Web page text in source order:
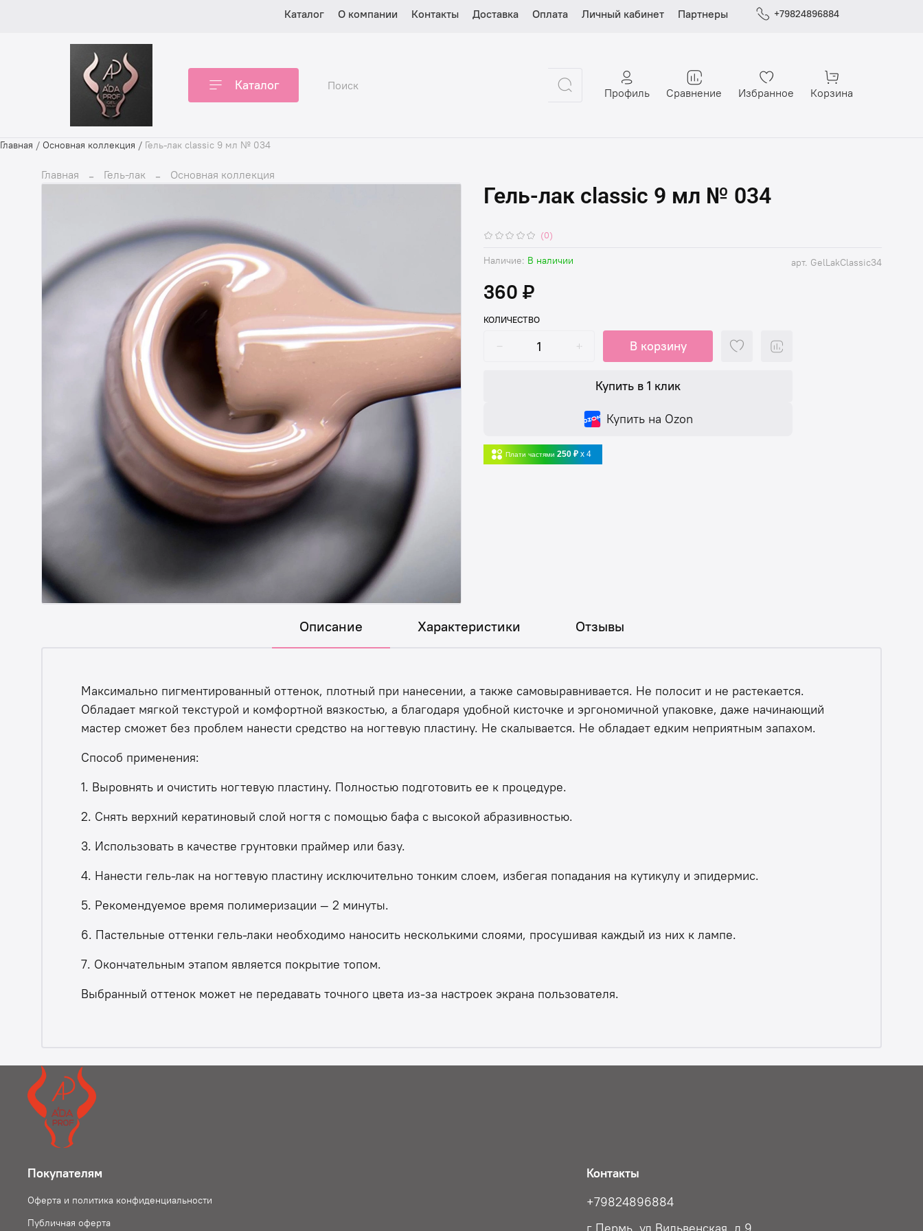
Каталог О компании Контакты Доставка Оплата Личный кабинет Партнеры +79824896884
Каталог Профиль Сравнение Избранное Корзина
Главная / Основная коллекция / Гель-лак classic 9 мл № 034
Главная Гель-лак Основная коллекция
(0)
арт. GelLakClassic34
Наличие: В наличии
Гель-лак classic 9 мл № 034
360 ₽
КОЛИЧЕСТВО
В корзину
Купить в 1 клик
Купить на Ozon
Плати частями 250 ₽ x 4
Описание Характеристики Отзывы
​Максимально пигментированный оттенок, плотный при нанесении, а также самовыравнивается. Не полосит и не растекается.
Обладает мягкой текстурой и комфортной вязкостью, а благодаря удобной кисточке и эргономичной упаковке, даже начинающий
мастер сможет без проблем нанести средство на ногтевую пластину. Не скалывается. Не обладает едким неприятным запахом.
Способ применения:
1. Выровнять и очистить ногтевую пластину. Полностью подготовить ее к процедуре.
2. Снять верхний кератиновый слой ногтя с помощью бафа с высокой абразивностью.
3. Использовать в качестве грунтовки праймер или базу.
4. Нанести гель-лак на ногтевую пластину исключительно тонким слоем, избегая попадания на кутикулу и эпидермис.
5. Рекомендуемое время полимеризации — 2 минуты.
6. Пастельные оттенки гель-лаки необходимо наносить несколькими слоями, просушивая каждый из них к лампе.
7. Окончательным этапом является покрытие топом.
Выбранный оттенок может не передавать точного цвета из-за настроек экрана пользователя.
Покупателям
Оферта и политика конфиденциальности
Публичная оферта
Контакты
+79824896884